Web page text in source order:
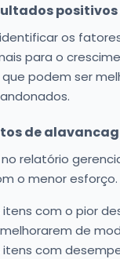
os
para o
podem ser
de
relatório
o menor esforço.
itens com o pior
de
com